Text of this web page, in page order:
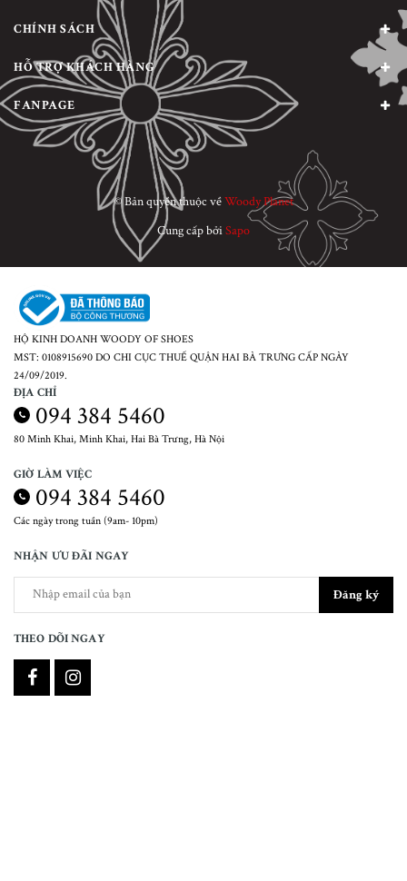
CHÍNH SÁCH
HỖ TRỢ KHÁCH HÀNG
FANPAGE
© Bản quyền thuộc vềWoody Planet
Cung cấp bởiSapo
HỘ KINH DOANH WOODY OF SHOES
MST: 0108915690 DO CHI CỤC THUẾ QUẬN HAI BÀ TRƯNG CẤP NGÀY
24/09/2019.
ĐỊA CHỈ
094 384 5460
80 Minh Khai, Minh Khai, Hai Bà Trưng, Hà Nội
GIỜ LÀM VIỆC
094 384 5460
Các ngày trong tuần (9am- 10pm)
NHẬN ƯU ĐÃI NGAY
Đăng ký
THEO DÕI NGAY